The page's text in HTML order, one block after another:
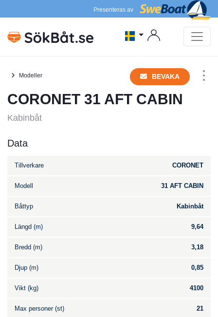
Presenteras av
Modeller BEVAKA
CORONET 31 AFT CABIN
Kabinbåt
Data
Tillverkare CORONET
Modell 31 AFT CABIN
Båttyp Kabinbåt
Längd (m) 9,64
Bredd (m) 3,18
Djup (m) 0,85
Vikt (kg) 4100
Max personer (st) 21